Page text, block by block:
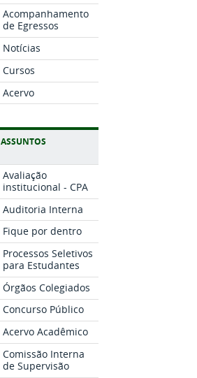
Acompanhamento
de Egressos
Notícias
Cursos
Acervo
ASSUNTOS
Avaliação
institucional - CPA
Auditoria Interna
Fique por dentro
Processos Seletivos
para Estudantes
Órgãos Colegiados
Concurso Público
Acervo Acadêmico
Comissão Interna
de Supervisão